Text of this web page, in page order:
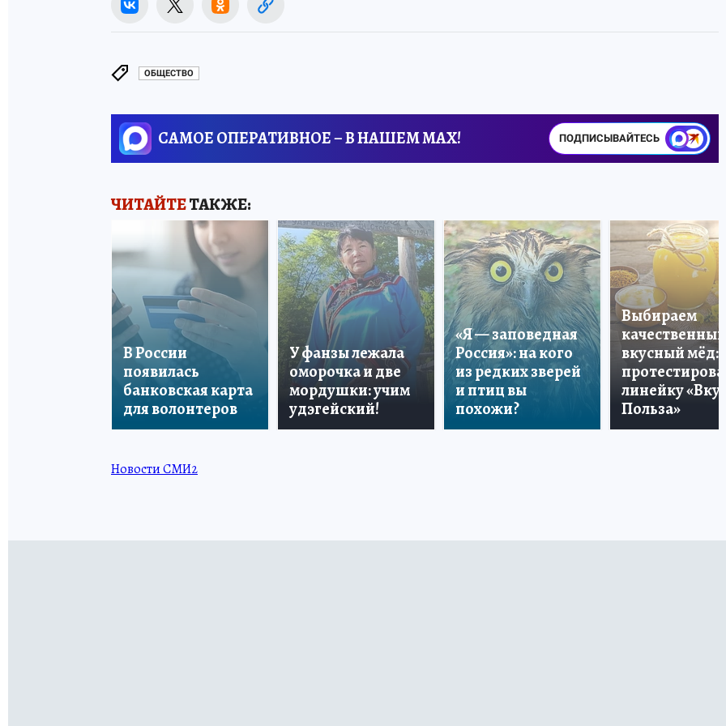
ОБЩЕСТВО
САМОЕ ОПЕРАТИВНОЕ – В НАШЕМ MAX! ПОДПИСЫВАЙТЕСЬ
ЧИТАЙТЕТАКЖЕ:
В России
появилась
банковская карта
для волонтеров
У фанзы лежала
оморочка и две
мордушки: учим
удэгейский!
«Я — заповедная
Россия»: на кого
из редких зверей
и птиц вы
похожи?
Выбираем
качественный
вкусный мёд:
линейку «Вкус
Польза»
Новости СМИ2